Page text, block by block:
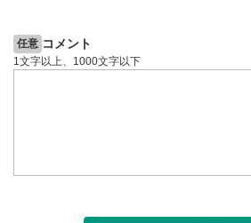
任意 コメント
1文字以上、1000文字以下